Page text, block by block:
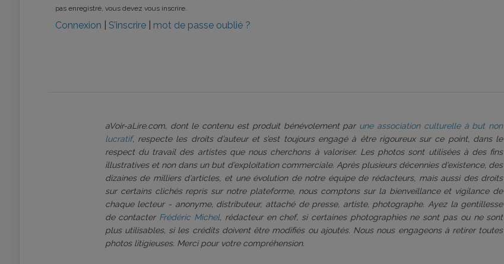
pas enregistré, vous devez vous inscrire.
Connexion S’inscrire mot de passe oublié ?
aVoir-aLire.com, dont le contenu est produit bénévolement par une association culturelle à but non
lucratif, respecte les droits d’auteur et s’est toujours engagé à être rigoureux sur ce point, dans le
respect du travail des artistes que nous cherchons à valoriser. Les photos sont utilisées à des fins
illustratives et non dans un but d’exploitation commerciale. Après plusieurs décennies d’existence, des
dizaines de milliers d’articles, et une évolution de notre équipe de rédacteurs, mais aussi des droits
sur certains clichés repris sur notre plateforme, nous comptons sur la bienveillance et vigilance de
chaque lecteur - anonyme, distributeur, attaché de presse, artiste, photographe. Ayez la gentillesse
de contacter Frédéric Michel, rédacteur en chef, si certaines photographies ne sont pas ou ne sont
plus utilisables, si les crédits doivent être modifiés ou ajoutés. Nous nous engageons à retirer toutes
photos litigieuses. Merci pour votre compréhension.